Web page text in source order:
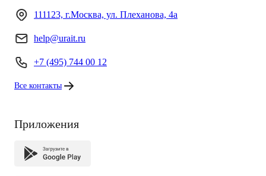
111123, г.Москва, ул. Плеханова, 4а
help@urait.ru
+7 (495) 744 00 12
Все контакты
Приложения